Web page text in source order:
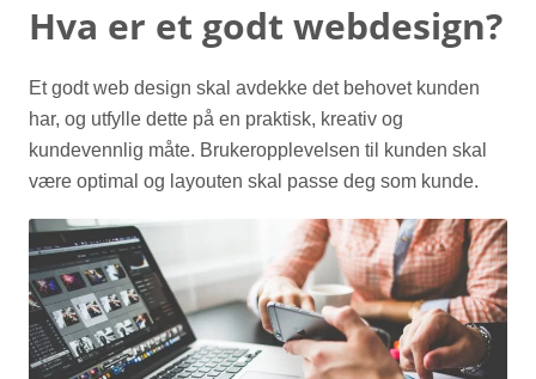
Hva er et godt webdesign?
Et godt web design skal avdekke det behovet kunden
har, og utfylle dette på en praktisk, kreativ og
kundevennlig måte. Brukeropplevelsen til kunden skal
være optimal og layouten skal passe deg som kunde.